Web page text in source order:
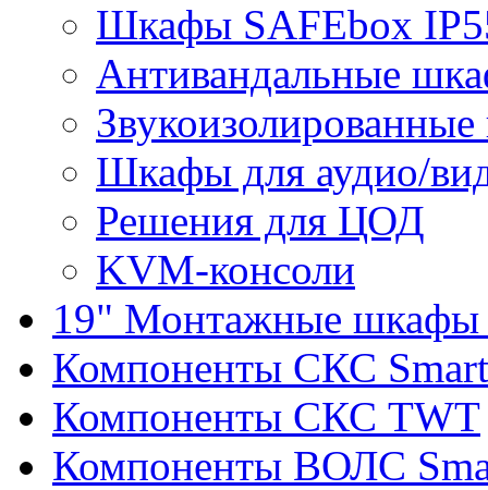
Шкафы SAFEbox
Антивандальные
Шкафы для аудио/
Решения для ЦОД
KVM-консоли
19" Монтажные шкафы
Компоненты СКС
Компоненты СКС TWT
Компоненты ВОЛС